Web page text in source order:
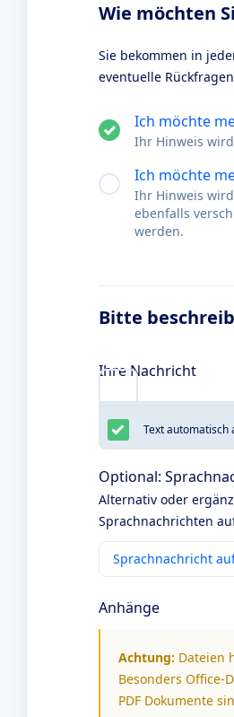
Wie möchten
Sie bekommen in
eventuelle
Ich möchte
Ihr Hinweis
Ich möchte
Ihr Hinweis
ebenfalls
werden.
Bitte
Ihre Nachricht
Text automatisch
Optional:
Alternativ oder
Sprachnachrichten
Sprachnachricht
Anhänge
Achtung: Dateien
Besonders Office-
PDF Dokumente